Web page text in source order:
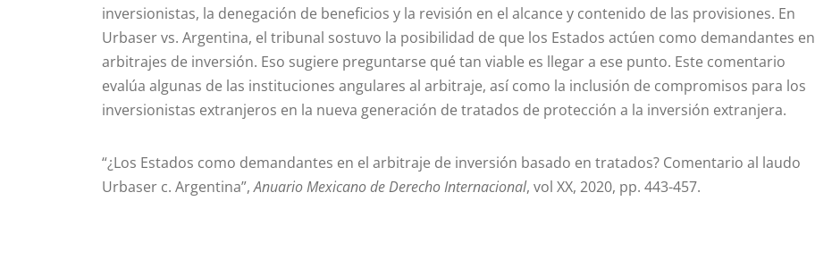
inversionistas, la denegación de beneficios y la revisión en el alcance y contenido de las provisiones. En
Urbaser vs. Argentina, el tribunal sostuvo la posibilidad de que los Estados actúen como demandantes en
arbitrajes de inversión. Eso sugiere preguntarse qué tan viable es llegar a ese punto. Este comentario
evalúa algunas de las instituciones angulares al arbitraje, así como la inclusión de compromisos para los
inversionistas extranjeros en la nueva generación de tratados de protección a la inversión extranjera.
“¿Los Estados como demandantes en el arbitraje de inversión basado en tratados? Comentario al laudo
Urbaser c. Argentina”,Anuario Mexicano de Derecho Internacional, vol XX, 2020, pp. 443-457.